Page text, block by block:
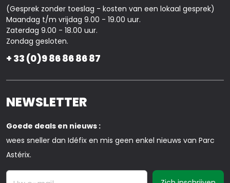
(Gesprek zonder toeslag - kosten van een lokaal gesprek)
Maandag t/m vrijdag 9.00 - 19.00 uur.
Zaterdag 9.00 - 18.00 uur.
Zondag gesloten.
+ 33 (0)9 86 86 86 87
NEWSLETTER
Goede deals en nieuws :
wees sneller dan Idéfix en mis geen enkel nieuws van Parc
Astérix.